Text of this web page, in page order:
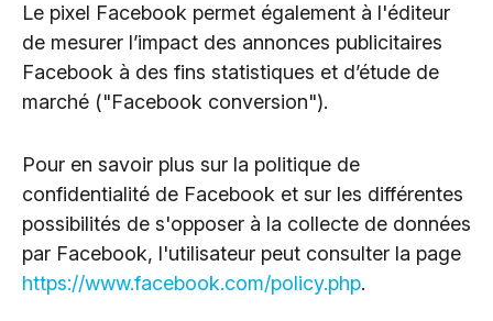
Le pixel Facebook permet également à l'éditeur
de mesurer l’impact des annonces publicitaires
Facebook à des fins statistiques et d’étude de
marché ("Facebook conversion").
Pour en savoir plus sur la politique de
confidentialité de Facebook et sur les différentes
possibilités de s'opposer à la collecte de données
par Facebook, l'utilisateur peut consulter la page
https://www.facebook.com/policy.php.